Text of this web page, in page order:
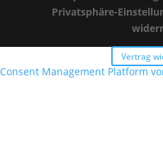
Privatsphäre-
Vertrag
Consent Management Platform